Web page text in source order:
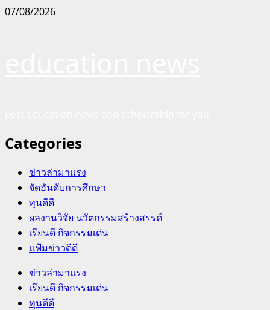
Skip
07/08/2026
Categories
ข่าวล่ามาแรง
จัดอันดับการศึกษา
ทุนดีดี
ผลงานวิจัย นวัตกรรมสร้างสรรค์
เรียนดี กิจกรรมเด่น
แฟ้มข่าวดีดี
Primary
Menu
ข่าวล่ามาแรง
เรียนดี กิจกรรมเด่น
ทุนดีดี